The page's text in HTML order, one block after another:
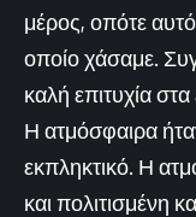
μέρος, οπότε
οποίο χάσαμε.
καλή επιτυχία
Η ατμόσφαιρα
εκπληκτικό. Η
και πολιτισμένη